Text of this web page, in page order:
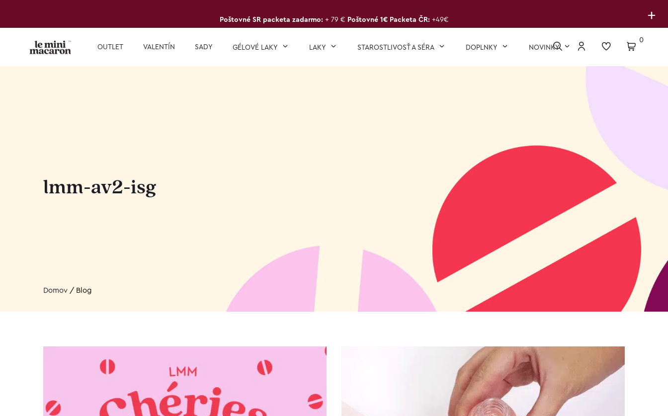
+
Poštovné SR packeta zadarmo: + 79 € Poštovné 1€ Packeta ČR: +49€
OUTLET VALENTÍN SADY GÉLOVÉ LAKY LAKY STAROSTLIVOSŤ A SÉRA DOPLNKY NOVINKY
0
lmm-av2-isg
Domov / Blog